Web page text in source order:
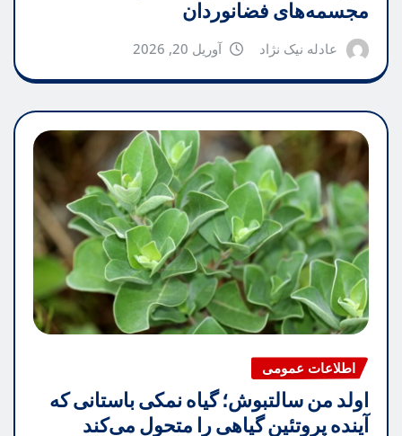
مجسمه‌های فضانوردان
عادله نیک نژاد آوریل 20, 2026
اطلاعات عمومی
اولد من سالتبوش؛ گیاه نمکی باستانی که
آینده پروتئین گیاهی را متحول می‌کند